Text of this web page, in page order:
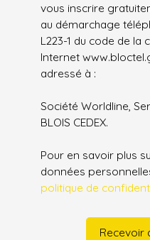
vous inscrire
au démarchage
L223-1 du code de la
Internet
adressé à :
Société Worldline,
BLOIS CEDEX.
Pour en savoir plus
données
politique de
Recevoir